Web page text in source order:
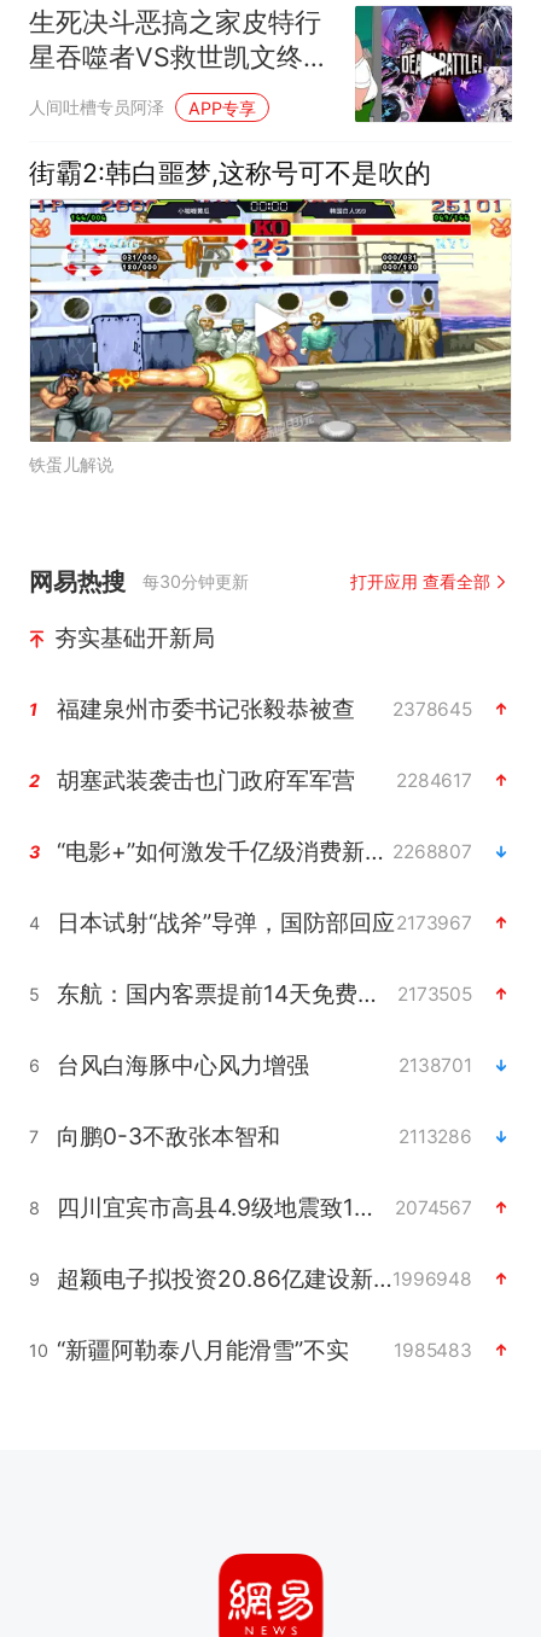
生死决斗恶搞之家皮特行
星吞噬者VS救世凯文终焉
琪亚娜
人间吐槽专员阿泽 APP专享
街霸2:韩白噩梦,这称号可不是吹的
铁蛋儿解说
网易热搜 每30分钟更新 打开应用 查看全部
夯实基础开新局
1 福建泉州市委书记张毅恭被查 2378645
2 胡塞武装袭击也门政府军军营 2284617
3 “电影+”如何激发千亿级消费新活力？ 2268807
4 日本试射“战斧”导弹，国防部回应2173967
5 东航：国内客票提前14天免费退改 2173505
6 台风白海豚中心风力增强 2138701
7 向鹏0-3不敌张本智和 2113286
8 四川宜宾市高县4.9级地震致1人死亡 2074567
9 超颖电子拟投资20.86亿建设新项目1996948
10 “新疆阿勒泰八月能滑雪”不实 1985483